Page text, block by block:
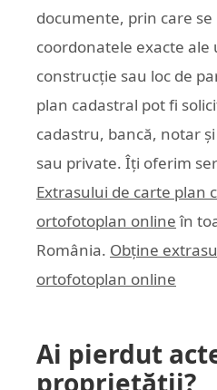
documente, prin care
coordonatele exacte
construcție sau loc de
plan cadastral pot fi
cadastru, bancă, notar
sau private. Îți oferim
Extrasului de carte plan
ortofotoplan online în
România. Obține
ortofotoplan online
Ai pierdut
proprietății?